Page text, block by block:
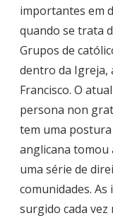
importantes em
quando se trata
Grupos de
dentro da Igreja,
Francisco. O
persona non
tem uma
anglicana tomou
uma série de
comunidades.
surgido cada